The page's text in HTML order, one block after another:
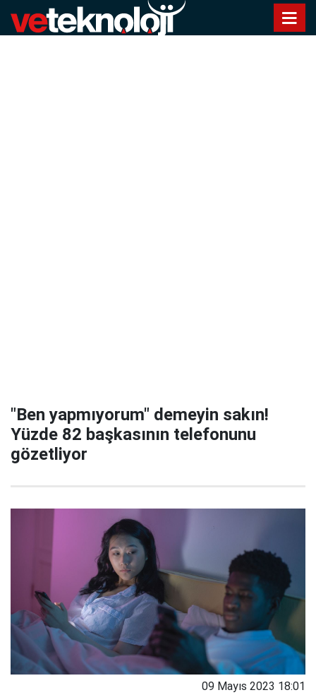
"Ben yapmıyorum" demeyin sakın!
Yüzde 82 başkasının telefonunu
gözetliyor
09 Mayıs 2023 18:01